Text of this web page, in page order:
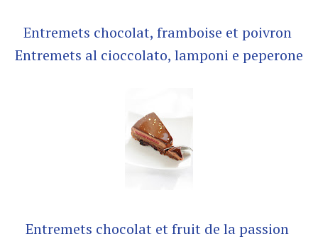
Entremets chocolat, framboise et poivron
Entremets al cioccolato, lamponi e peperone
Entremets chocolat et fruit de la passion